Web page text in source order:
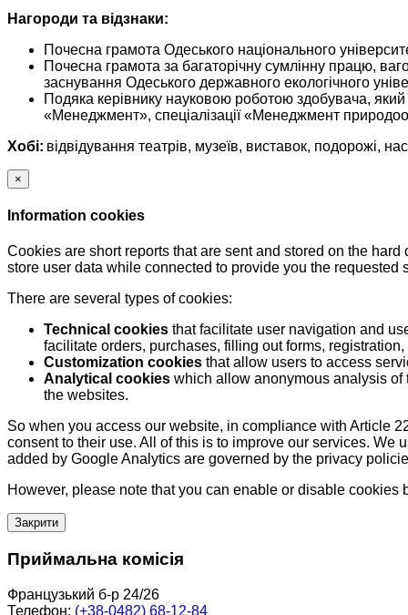
Нагороди та відзнаки:
Почесна грамота Одеського національного
Почесна грамота за багаторічну сумлінну працю,
заснування Одеського державного екологічного
Подяка керівнику науковою роботою здобувача, який
«Менеджмент», спеціалізації «Менеджмент
Хобі: відвідування театрів, музеїв, виставок, подорожі,
×
Information cookies
Cookies are short reports that are sent and stored on the
store user data while connected to provide you the
There are several types of cookies:
Technical cookies that facilitate user navigation and
facilitate orders, purchases, filling out forms,
Customization cookies that allow users to access
Analytical cookies which allow anonymous analysis
the websites.
So when you access our website, in compliance with Article
consent to their use. All of this is to improve our services.
added by Google Analytics are governed by the privacy
However, please note that you can enable or disable cookies
Закрити
Приймальна комісія
Французький б-р 24/26
Телефон: (+38-0482) 68-12-84